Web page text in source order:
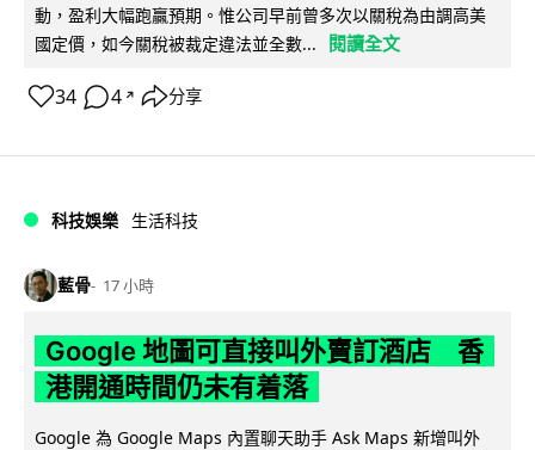
動，盈利大幅跑贏預期。惟公司早前曾多次以關稅為由調高美
國定價，如今關稅被裁定違法並全數...
閱讀全文
34 4 ↗ 分享
科技娛樂 生活科技
藍骨 17 小時
Google 地圖可直接叫外賣訂酒店 香
港開通時間仍未有着落
Google 為 Google Maps 內置聊天助手 Ask Maps 新增叫外